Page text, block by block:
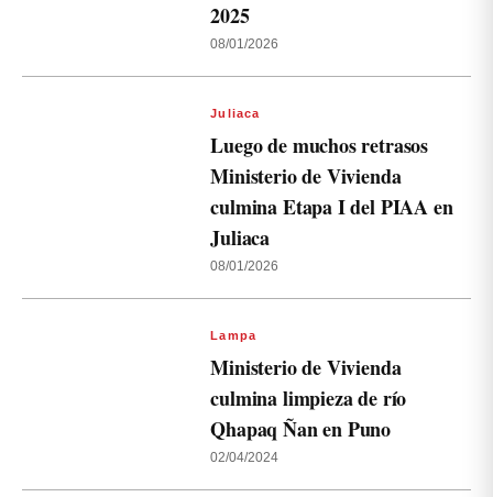
2025
08/01/2026
Juliaca
Luego de muchos retrasos
Ministerio de Vivienda
culmina Etapa I del PIAA en
Juliaca
08/01/2026
Lampa
Ministerio de Vivienda
culmina limpieza de río
Qhapaq Ñan en Puno
02/04/2024